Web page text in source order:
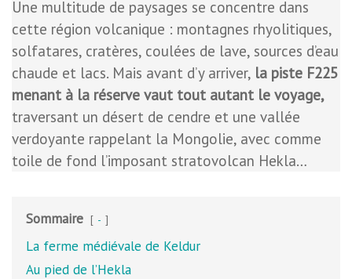
Une multitude de paysages se concentre dans
cette région volcanique : montagnes rhyolitiques,
solfatares, cratères, coulées de lave, sources d’eau
chaude et lacs. Mais avant d’y arriver, la piste F225
menant à la réserve vaut tout autant le voyage,
traversant un désert de cendre et une vallée
verdoyante rappelant la Mongolie, avec comme
toile de fond l’imposant stratovolcan Hekla…
Sommaire -
La ferme médiévale de Keldur
Au pied de l’Hekla